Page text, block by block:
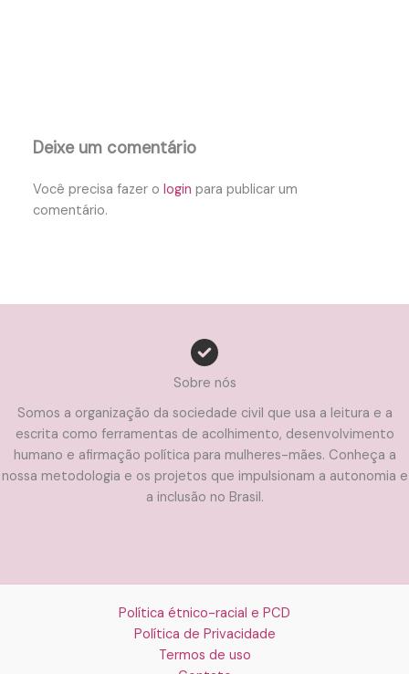
Deixe um comentário
Você precisa fazer ologin para publicar um
comentário.
Sobre nós
Somos a organização da sociedade civil que usa a leitura e a
escrita como ferramentas de acolhimento, desenvolvimento
humano e afirmação política para mulheres-mães. Conheça a
nossa metodologia e os projetos que impulsionam a autonomia e
a inclusão no Brasil.
Política étnico-racial e PCD
Política de Privacidade
Termos de uso